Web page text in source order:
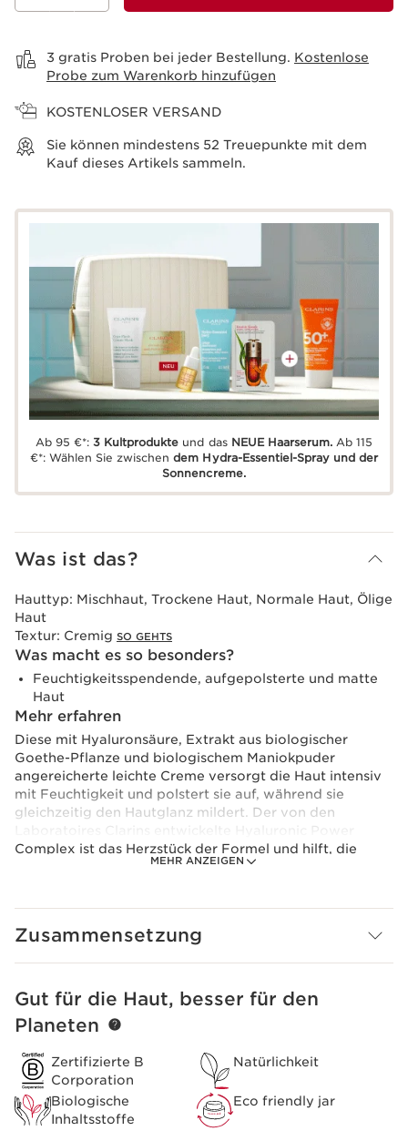
3 gratis Proben bei jeder Bestellung. Kostenlose
Probe zum Warenkorb hinzufügen
KOSTENLOSER VERSAND
Sie können mindestens 52 Treuepunkte mit dem
Kauf dieses Artikels sammeln.
Ab 95 €*:3 Kultprodukte und das NEUE Haarserum.Ab 115
€*: Wählen Sie zwischendem Hydra-Essentiel-Spray und der
Sonnencreme.
Was ist das?
MEHR ANZEIGEN
Hauttyp: Mischhaut, Trockene Haut, Normale Haut, Ölige
Haut
Textur: Cremig SO GEHTS
Was macht es so besonders?
Feuchtigkeitsspendende, aufgepolsterte und matte
Haut
Mehr erfahren
Diese mit Hyaluronsäure, Extrakt aus biologischer
Goethe-Pflanze und biologischem Maniokpuder
angereicherte leichte Creme versorgt die Haut intensiv
mit Feuchtigkeit und polstert sie auf, während sie
gleichzeitig den Hautglanz mildert. Der von den
Laboratoires Clarins entwickelte Hyaluronic Power
Complex ist das Herzstück der Formel und hilft, die
Auto-Hydratation der Haut wieder zu aktivieren und
mattiert.
Clarins Plus
Light Cream, 118 Frauen, nach 60 Sekunden.
Zusammensetzung
WEITER ZUM INHALT
Gut für die Haut, besser für den
Planeten
Zertifizierte B
Corporation
Natürlichkeit
Biologische
Inhaltsstoffe
Eco friendly jar